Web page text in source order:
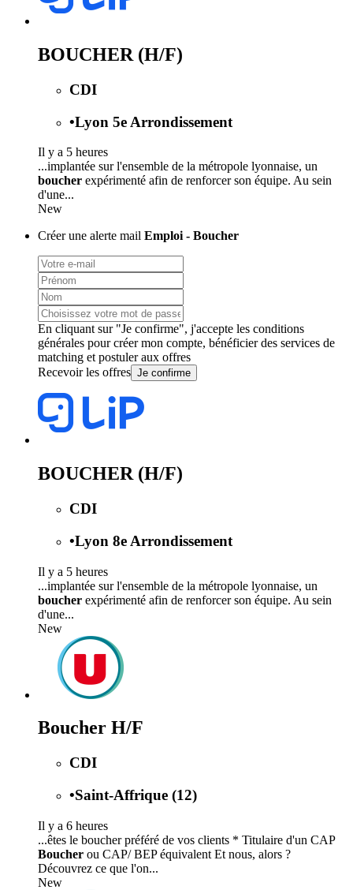
BOUCHER (H/F)
CDI
•Lyon 5e Arrondissement
Il y a 5 heures
...implantée sur l'ensemble de la métropole lyonnaise, un
boucher expérimenté afin de renforcer son équipe. Au sein
d'une...
New
Créer une alerte mail Emploi - Boucher
En cliquant sur "Je confirme", j'accepte les conditions
générales pour créer mon compte, bénéficier des services de
matching et postuler aux offres
Recevoir les offres Je confirme
BOUCHER (H/F)
CDI
•Lyon 8e Arrondissement
Il y a 5 heures
...implantée sur l'ensemble de la métropole lyonnaise, un
boucher expérimenté afin de renforcer son équipe. Au sein
d'une...
New
Boucher H/F
CDI
•Saint-Affrique (12)
Il y a 6 heures
...êtes le boucher préféré de vos clients * Titulaire d'un CAP
Boucher ou CAP/ BEP équivalent Et nous, alors ?
Découvrez ce que l'on...
New